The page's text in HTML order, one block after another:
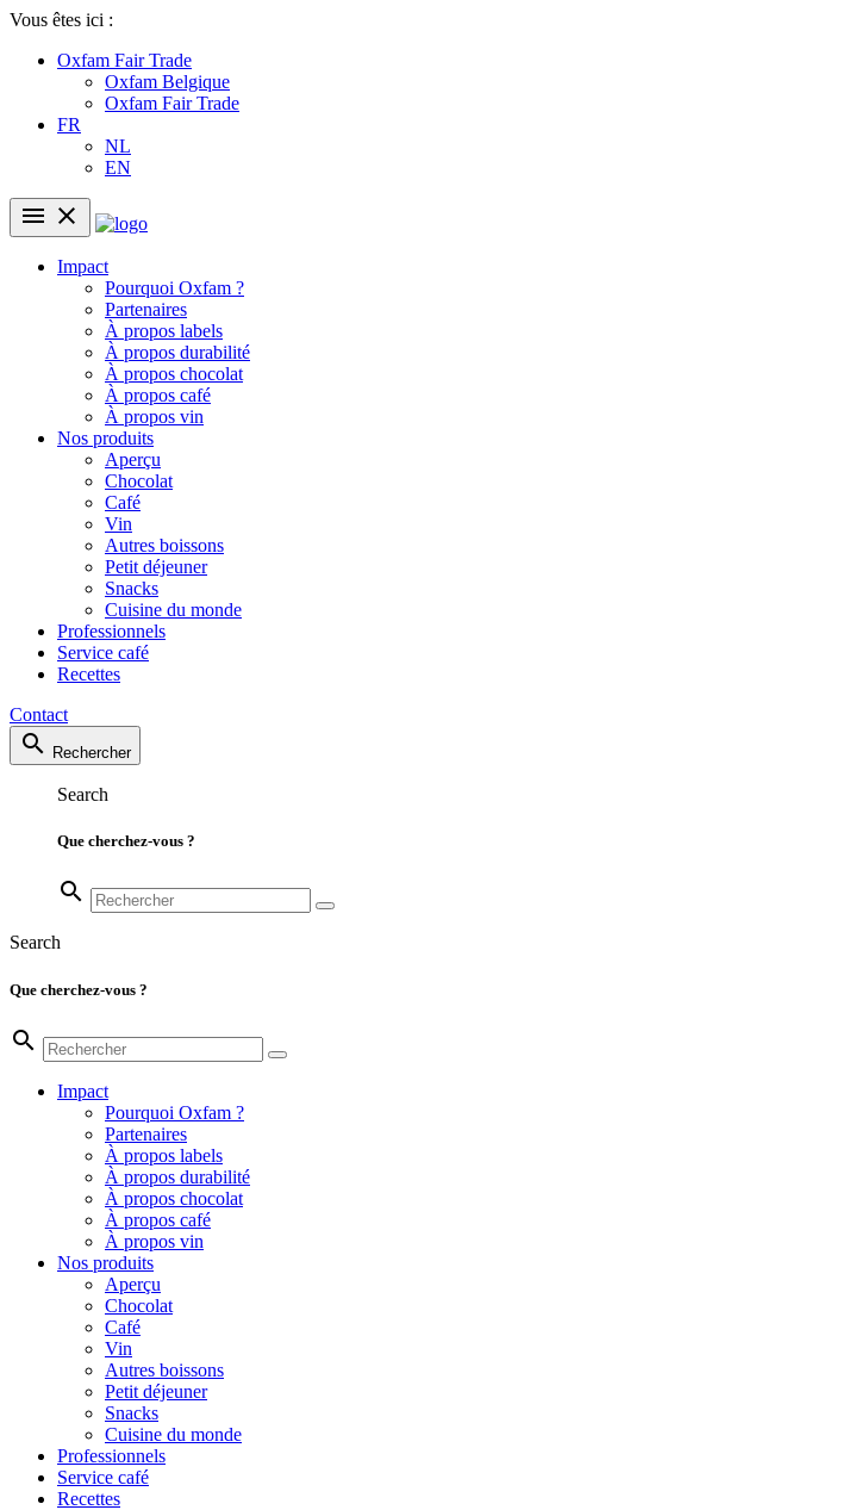
Vous êtes ici :
Oxfam Fair Trade
Oxfam Belgique
Oxfam Fair Trade
FR
NL
EN
menu close
Impact
Pourquoi Oxfam ?
Partenaires
À propos labels
À propos durabilité
À propos chocolat
À propos café
À propos vin
Nos produits
Aperçu
Chocolat
Café
Vin
Autres boissons
Petit déjeuner
Snacks
Cuisine du monde
Professionnels
Service café
Recettes
Contact
search Rechercher
Search
Que cherchez-vous ?
search
Search
Que cherchez-vous ?
search
Impact
Pourquoi Oxfam ?
Partenaires
À propos labels
À propos durabilité
À propos chocolat
À propos café
À propos vin
Nos produits
Aperçu
Chocolat
Café
Vin
Autres boissons
Petit déjeuner
Snacks
Cuisine du monde
Professionnels
Service café
Recettes